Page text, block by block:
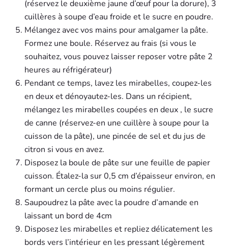
(réservez le deuxième jaune d’œuf pour la dorure), 3
cuillères à soupe d’eau froide et le sucre en poudre.
Mélangez avec vos mains pour amalgamer la pâte.
Formez une boule. Réservez au frais (si vous le
souhaitez, vous pouvez laisser reposer votre pâte 2
heures au réfrigérateur)
Pendant ce temps, lavez les mirabelles, coupez-les
en deux et dénoyautez-les. Dans un récipient,
mélangez les mirabelles coupées en deux , le sucre
de canne (réservez-en une cuillère à soupe pour la
cuisson de la pâte), une pincée de sel et du jus de
citron si vous en avez.
Disposez la boule de pâte sur une feuille de papier
cuisson. Étalez-la sur 0,5 cm d’épaisseur environ, en
formant un cercle plus ou moins régulier.
Saupoudrez la pâte avec la poudre d’amande en
laissant un bord de 4cm
Disposez les mirabelles et repliez délicatement les
bords vers l’intérieur en les pressant légèrement